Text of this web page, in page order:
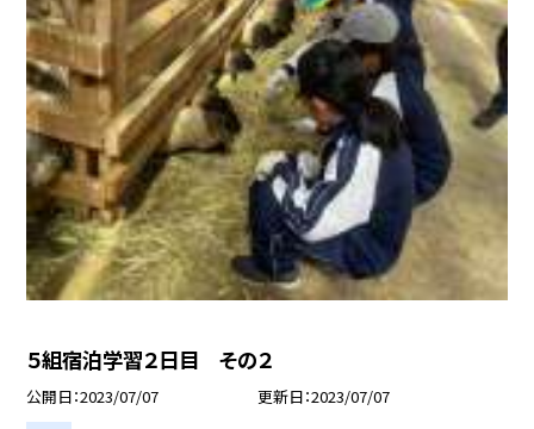
５組宿泊学習２日目 その２
公開日 2023/07/07 更新日 2023/07/07